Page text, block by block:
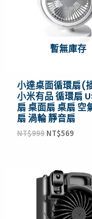
暫無庫存
小達桌面循環扇(
小米有品 循環扇
扇 桌面扇 桌扇 空
扇 渦輪 靜音扇
NT$999 NT$569
原
始
價
格：
NT$1,099
目
前
價
格